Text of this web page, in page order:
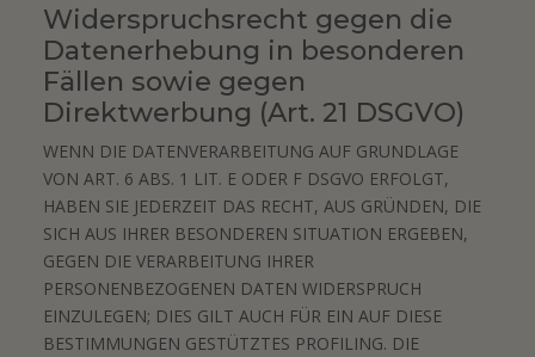
Widerspruchsrecht gegen die
Datenerhebung in besonderen
Fällen sowie gegen
Direktwerbung (Art. 21 DSGVO)
WENN DIE DATENVERARBEITUNG AUF GRUNDLAGE
VON ART. 6 ABS. 1 LIT. E ODER F DSGVO ERFOLGT,
HABEN SIE JEDERZEIT DAS RECHT, AUS GRÜNDEN, DIE
SICH AUS IHRER BESONDEREN SITUATION ERGEBEN,
GEGEN DIE VERARBEITUNG IHRER
PERSONENBEZOGENEN DATEN WIDERSPRUCH
EINZULEGEN; DIES GILT AUCH FÜR EIN AUF DIESE
BESTIMMUNGEN GESTÜTZTES PROFILING. DIE